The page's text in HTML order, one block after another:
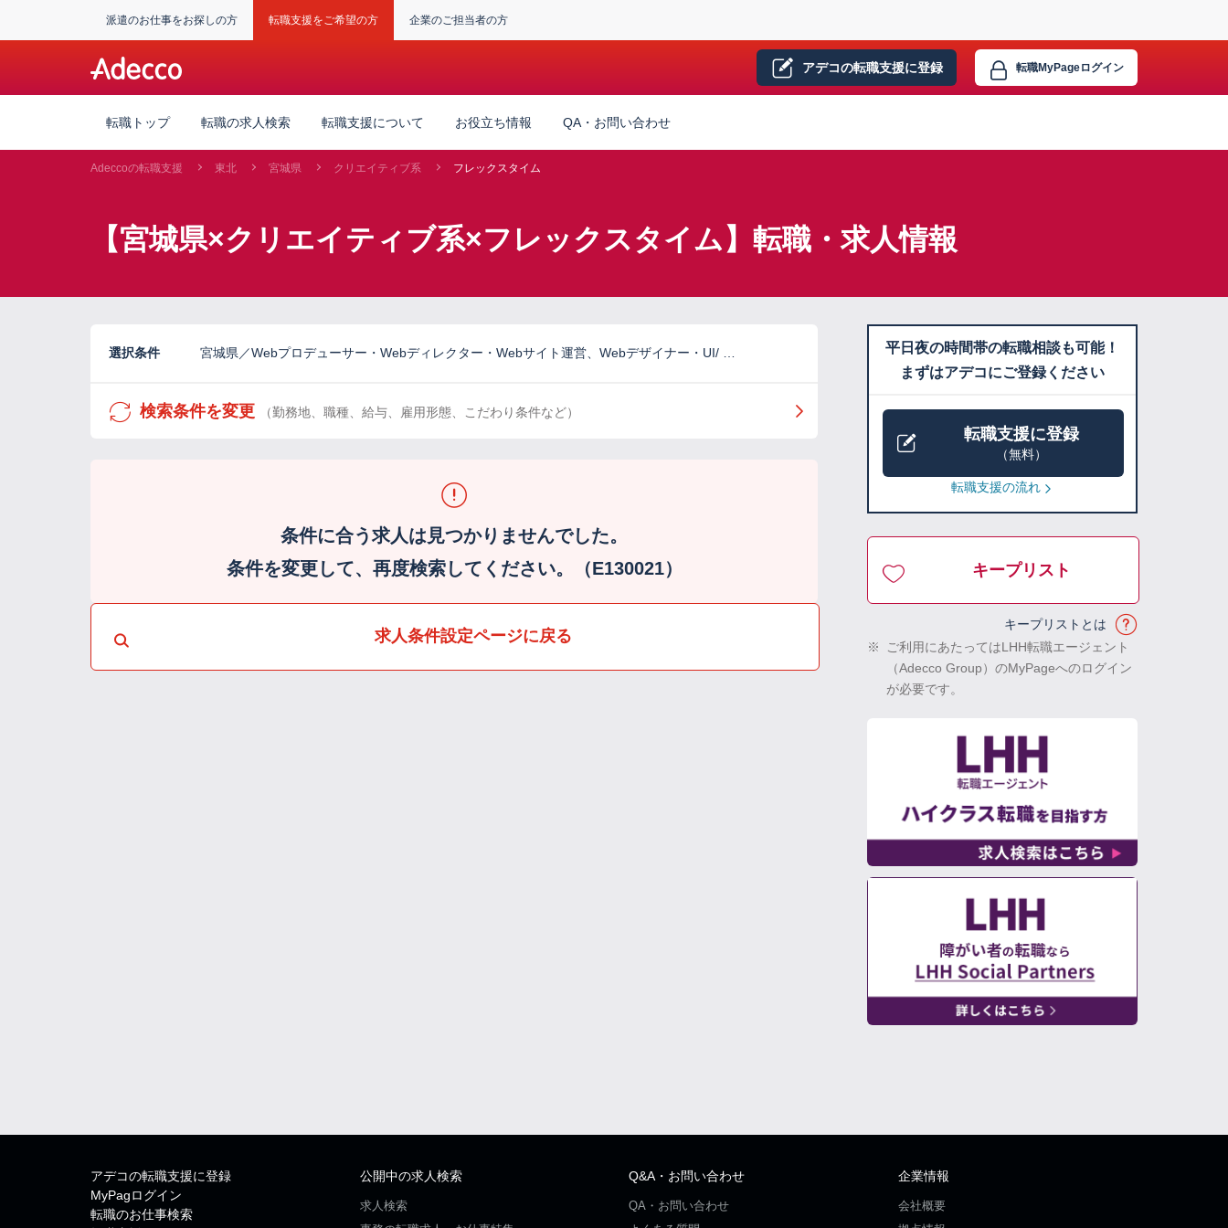
派遣のお仕事をお探しの方 転職支援をご希望の方 企業のご担当者の方
アデコの転職支援に登録 転職MyPageログイン
転職トップ 転職の求人検索 転職支援について お役立ち情報 QA・お問い合わせ
Adeccoの転職支援 東北 宮城県 クリエイティブ系 フレックスタイム
【宮城県×クリエイティブ系×フレックスタイム】転職・求人情報
選択条件 宮城県／Webプロデューサー・Webディレクター・Webサイト運営、Webデザイナー・UI/ …
検索条件を変更 （勤務地、職種、給与、雇用形態、こだわり条件など）
条件に合う求人は見つかりませんでした。
条件を変更して、再度検索してください。（E130021）
求人条件設定ページに戻る
平日夜の時間帯の転職相談も可能！
まずはアデコにご登録ください
転職支援に登録
（無料）
転職支援の流れ
キープリスト
キープリストとは
※
ご利用にあたってはLHH転職エージェント
（Adecco Group）のMyPageへのログイン
が必要です。
アデコの転職支援に登録
MyPagログイン
転職のお仕事検索
公開中の求人検索
求人検索
Q&A・お問い合わせ
QA・お問い合わせ
企業情報
会社概要